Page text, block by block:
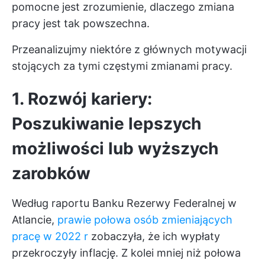
pomocne jest zrozumienie, dlaczego zmiana
pracy jest tak powszechna.
Przeanalizujmy niektóre z głównych motywacji
stojących za tymi częstymi zmianami pracy.
1. Rozwój kariery:
Poszukiwanie lepszych
możliwości lub wyższych
zarobków
Według raportu Banku Rezerwy Federalnej w
Atlancie, prawie połowa osób zmieniających
pracę w 2022 r zobaczyła, że ich wypłaty
przekroczyły inflację. Z kolei mniej niż połowa